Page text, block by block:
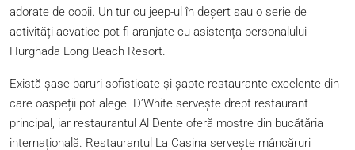
adorate de copii. Un tur cu jeep-ul în deșert sau o serie de
activități acvatice pot fi aranjate cu asistența personalului
Hurghada Long Beach Resort.
Există șase baruri sofisticate și șapte restaurante excelente din
care oaspeții pot alege. D’White servește drept restaurant
principal, iar restaurantul Al Dente oferă mostre din bucătăria
internațională. Restaurantul La Casina servește mâncăruri